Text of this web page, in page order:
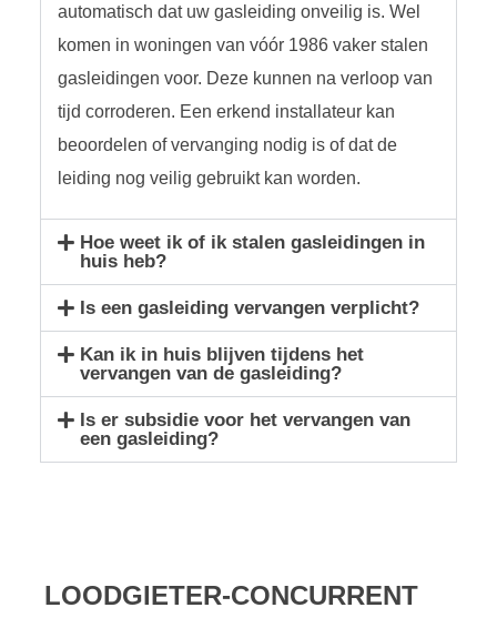
automatisch dat uw gasleiding onveilig is. Wel
komen in woningen van vóór 1986 vaker stalen
gasleidingen voor. Deze kunnen na verloop van
tijd corroderen. Een erkend installateur kan
beoordelen of vervanging nodig is of dat de
leiding nog veilig gebruikt kan worden.
Hoe weet ik of ik stalen gasleidingen in
huis heb?
Is een gasleiding vervangen verplicht?
Kan ik in huis blijven tijdens het
vervangen van de gasleiding?
Is er subsidie voor het vervangen van
een gasleiding?
LOODGIETER-CONCURRENT